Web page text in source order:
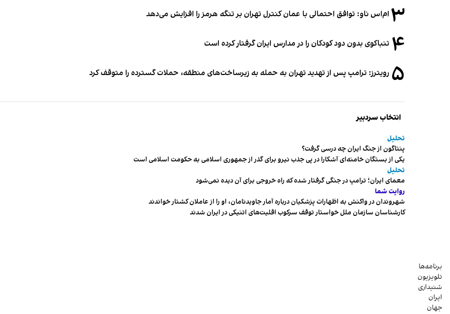
۳ ام‌اس ناو: توافق احتمالی با عمان کنترل تهران بر تنگه هرمز را افزایش می‌دهد
۴ تنباکوی بدون دود کودکان را در مدارس ایران گرفتار کرده است
۵ رویترز: ترامپ پس از تهدید تهران به حمله به زیرساخت‌های منطقه، حملات گسترده را متوقف کرد
انتخاب سردبیر
تحلیل
پنتاگون از جنگ ایران چه درسی گرفت؟
یکی از بستگان خامنه‌ای آشکارا در پی جذب نیرو برای گذر از جمهوری اسلامی به حکومت اسلامی است
تحلیل
معمای ایران؛ ترامپ در جنگی گرفتار شده که راه خروجی برای آن دیده نمی‌شود
روایت شما
شهروندان در واکنش به اظهارات پزشکیان درباره آمار جاویدنامان، او را از عاملان کشتار خواندند
کارشناسان سازمان ملل خواستار توقف سرکوب اقلیت‌های اتنیکی در ایران شدند
برنامه‌ها
تلویزیون
شنیداری
ایران
جهان